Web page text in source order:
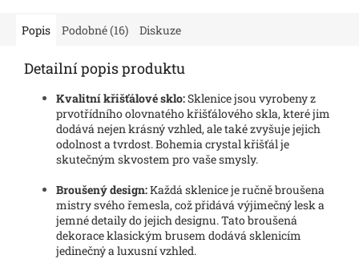
Popis Podobné (16) Diskuze
Detailní popis produktu
Kvalitní křišťálové sklo:Sklenice jsou vyrobeny z
prvotřídního olovnatého křišťálového skla, které jim
dodává nejen krásný vzhled, ale také zvyšuje jejich
odolnost a tvrdost. Bohemia crystal křišťál je
skutečným skvostem pro vaše smysly.
Broušený design:Každá sklenice je ručně broušena
mistry svého řemesla, což přidává výjimečný lesk a
jemné detaily do jejich designu. Tato broušená
dekorace klasickým brusem dodává sklenicím
jedinečný a luxusní vzhled.